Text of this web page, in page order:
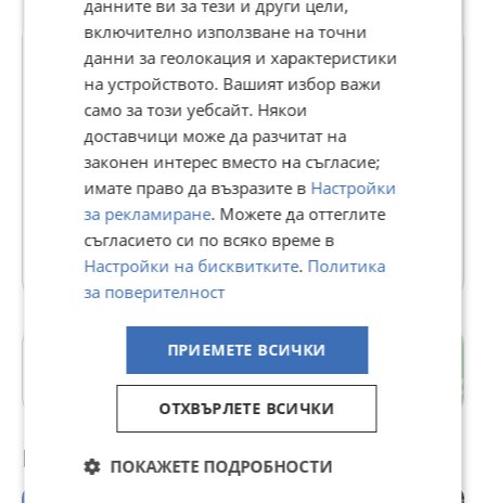
ЕСТЕЙТ ШОП
В Bazar.BG от 04 октомври 2022г.
Последно активен вчера в 11:53 ч.
338 Обяви
Още оферти на https://estateshop22.imot.bg
Пловдив
Препоръчани за теб
данните ви за тези и други цели,
включително използване на точни
данни за геолокация и характеристики
на устройството. Вашият избор важи
само за този уебсайт. Някои
доставчици може да разчитат на
законен интерес вместо на съгласие;
имате право да възразите в Настройки
за рекламиране. Можете да оттеглите
съгласието си по всяко време в
Настройки на бисквитките. Политика
за поверителност
ПРИЕМЕТЕ ВСИЧКИ
ОТХВЪРЛЕТЕ ВСИЧКИ
ПОКАЖЕТЕ ПОДРОБНОСТИ